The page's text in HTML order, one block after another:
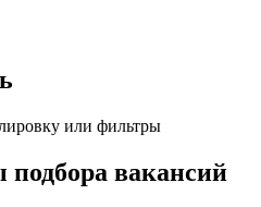
или фильтры
вакансий